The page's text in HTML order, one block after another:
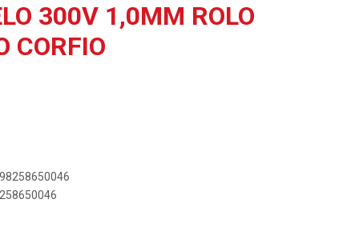
300V 1,0MM ROLO
CORFIO